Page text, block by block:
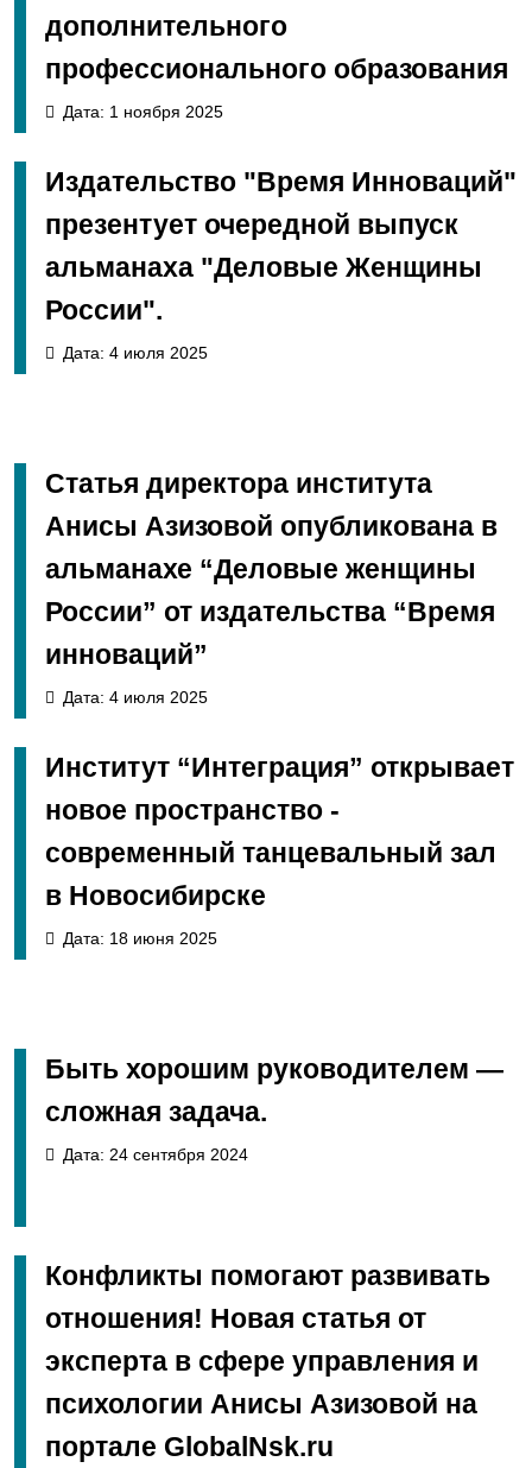
дополнительного
профессионального образования
Дата: 1 ноября 2025
Издательство "Время Инноваций"
презентует очередной выпуск
альманаха "Деловые Женщины
России".
Дата: 4 июля 2025
Статья директора института
Анисы Азизовой опубликована в
альманахе “Деловые женщины
России” от издательства “Время
инноваций”
Дата: 4 июля 2025
Институт “Интеграция” открывает
новое пространство -
современный танцевальный зал
в Новосибирске
Дата: 18 июня 2025
Быть хорошим руководителем —
сложная задача.
Дата: 24 сентября 2024
Конфликты помогают развивать
отношения! Новая статья от
эксперта в сфере управления и
психологии Анисы Азизовой на
портале GlobalNsk.ru